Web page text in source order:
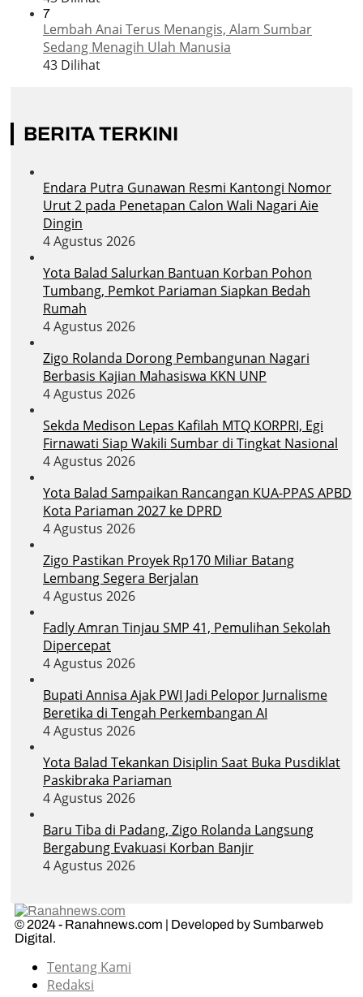
7
Lembah Anai Terus Menangis, Alam Sumbar
Sedang Menagih Ulah Manusia
43 Dilihat
BERITA TERKINI
Endara Putra Gunawan Resmi Kantongi Nomor
Urut 2 pada Penetapan Calon Wali Nagari Aie
Dingin
4 Agustus 2026
Yota Balad Salurkan Bantuan Korban Pohon
Tumbang, Pemkot Pariaman Siapkan Bedah
Rumah
4 Agustus 2026
Zigo Rolanda Dorong Pembangunan Nagari
Berbasis Kajian Mahasiswa KKN UNP
4 Agustus 2026
Sekda Medison Lepas Kafilah MTQ KORPRI, Egi
Firnawati Siap Wakili Sumbar di Tingkat Nasional
4 Agustus 2026
Yota Balad Sampaikan Rancangan KUA-PPAS APBD
Kota Pariaman 2027 ke DPRD
4 Agustus 2026
Zigo Pastikan Proyek Rp170 Miliar Batang
Lembang Segera Berjalan
4 Agustus 2026
Fadly Amran Tinjau SMP 41, Pemulihan Sekolah
Dipercepat
4 Agustus 2026
Bupati Annisa Ajak PWI Jadi Pelopor Jurnalisme
Beretika di Tengah Perkembangan AI
4 Agustus 2026
Yota Balad Tekankan Disiplin Saat Buka Pusdiklat
Paskibraka Pariaman
4 Agustus 2026
Baru Tiba di Padang, Zigo Rolanda Langsung
Bergabung Evakuasi Korban Banjir
4 Agustus 2026
© 2024 - Ranahnews.com | Developed by Sumbarweb
Digital.
Tentang Kami
Redaksi